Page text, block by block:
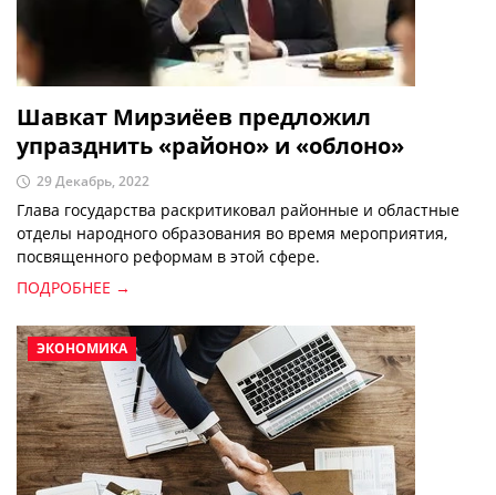
Шавкат Мирзиёев предложил
упразднить «районо» и «облоно»
29 Декабрь, 2022
Глава государства раскритиковал районные и областные
отделы народного образования во время мероприятия,
посвященного реформам в этой сфере.
ПОДРОБНЕЕ →
ЭКОНОМИКА